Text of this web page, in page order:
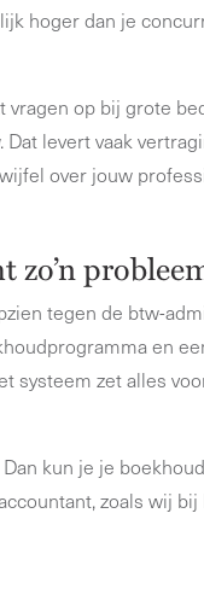
hoger dan je
op bij grote
levert vaak
over jouw
tegen de btw-
en
systeem zet alles
kun je je
zoals wij